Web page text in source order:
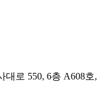
대로 550, 6층 A608호,